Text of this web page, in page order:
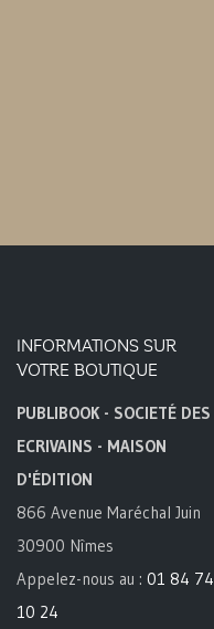
INFORMATIONS SUR
VOTRE BOUTIQUE
PUBLIBOOK - SOCIETÉ DES
ECRIVAINS - MAISON
D'ÉDITION
866 Avenue Maréchal Juin
30900 Nîmes
Appelez-nous au : 01 84 74
10 24